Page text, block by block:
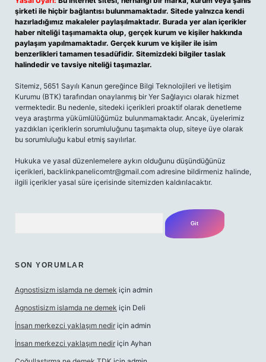
şirketi ile hiçbir bağlantısı bulunmamaktadır. Sitede yalnızca kendi
hazırladığımız makaleler paylaşılmaktadır. Burada yer alan içerikler
haber niteliği taşımamakta olup, gerçek kurum ve kişiler hakkında
paylaşım yapılmamaktadır. Gerçek kurum ve kişiler ile isim
benzerlikleri tamamen tesadüfidir. Sitemizdeki bilgiler taslak
halindedir ve tavsiye niteliği taşımazlar.
Sitemiz, 5651 Sayılı Kanun gereğince Bilgi Teknolojileri ve İletişim
Kurumu (BTK) tarafından onaylanmış bir Yer Sağlayıcı olarak hizmet
vermektedir. Bu nedenle, sitedeki içerikleri proaktif olarak denetleme
veya araştırma yükümlülüğümüz bulunmamaktadır. Ancak, üyelerimiz
yazdıkları içeriklerin sorumluluğunu taşımakta olup, siteye üye olarak
bu sorumluluğu kabul etmiş sayılırlar.
Hukuka ve yasal düzenlemelere aykırı olduğunu düşündüğünüz
içerikleri, backlinkpanelicomtr@gmail.com adresine bildirmeniz halinde,
ilgili içerikler yasal süre içerisinde sitemizden kaldırılacaktır.
SON YORUMLAR
Agnostisizm islamda ne demek için admin
Agnostisizm islamda ne demek için Deli
İnsan merkezci yaklaşım nedir için admin
İnsan merkezci yaklaşım nedir için Ayhan